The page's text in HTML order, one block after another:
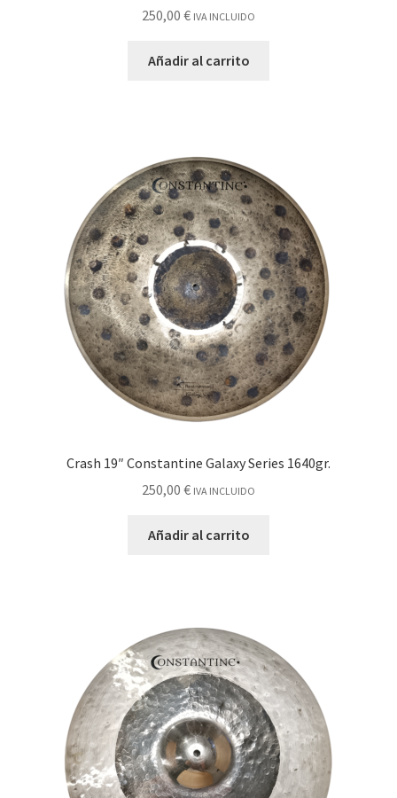
250,00 € IVA INCLUIDO
Añadir al carrito
Crash 19″ Constantine Galaxy Series 1640gr.
250,00 € IVA INCLUIDO
Añadir al carrito